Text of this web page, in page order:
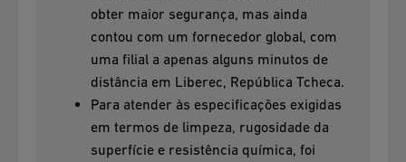
obter maior segurança, mas ainda
contou com um fornecedor global, com
uma filial a apenas alguns minutos de
distância em Liberec, República Tcheca.
Para atender às especificações exigidas
em termos de limpeza, rugosidade da
superfície e resistência química, foi